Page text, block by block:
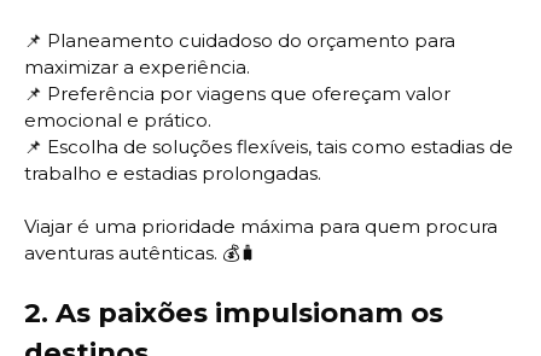
📌 Planeamento cuidadoso do orçamento para
maximizar a experiência.
📌 Preferência por viagens que ofereçam valor
emocional e prático.
📌 Escolha de soluções flexíveis, tais como estadias de
trabalho e estadias prolongadas.
Viajar é uma prioridade máxima para quem procura
aventuras autênticas. 💰🧳
2. As paixões impulsionam os